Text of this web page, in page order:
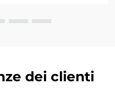
dei clienti